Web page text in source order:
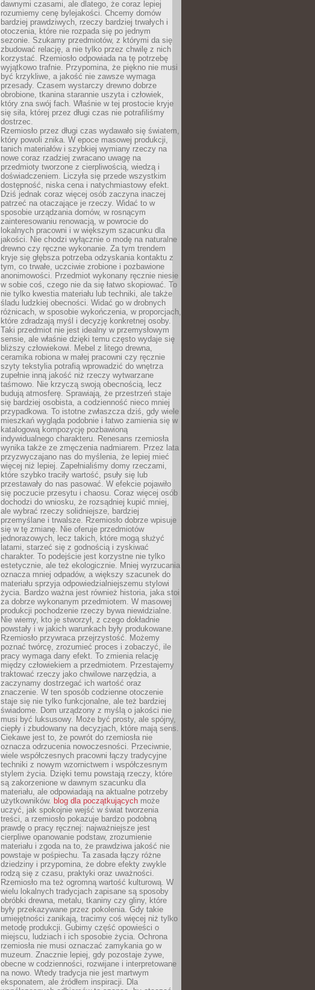
dawnymi czasami, ale dlatego, że coraz lepiej
rozumiemy cenę bylejakości. Chcemy domów
bardziej prawdziwych, rzeczy bardziej trwałych i
otoczenia, które nie rozpada się po jednym
sezonie. Szukamy przedmiotów, z którymi da się
zbudować relację, a nie tylko przez chwilę z nich
korzystać. Rzemiosło odpowiada na tę potrzebę
wyjątkowo trafnie. Przypomina, że piękno nie musi
być krzykliwe, a jakość nie zawsze wymaga
przesady. Czasem wystarczy drewno dobrze
obrobione, tkanina starannie uszyta i człowiek,
który zna swój fach. Właśnie w tej prostocie kryje
się siła, której przez długi czas nie potrafiliśmy
dostrzec.
Rzemiosło przez długi czas wydawało się światem,
który powoli znika. W epoce masowej produkcji,
tanich materiałów i szybkiej wymiany rzeczy na
nowe coraz rzadziej zwracano uwagę na
przedmioty tworzone z cierpliwością, wiedzą i
doświadczeniem. Liczyła się przede wszystkim
dostępność, niska cena i natychmiastowy efekt.
Dziś jednak coraz więcej osób zaczyna inaczej
patrzeć na otaczające je rzeczy. Widać to w
sposobie urządzania domów, w rosnącym
zainteresowaniu renowacją, w powrocie do
lokalnych pracowni i w większym szacunku dla
jakości. Nie chodzi wyłącznie o modę na naturalne
drewno czy ręczne wykonanie. Za tym trendem
kryje się głębsza potrzeba odzyskania kontaktu z
tym, co trwałe, uczciwie zrobione i pozbawione
anonimowości. Przedmiot wykonany ręcznie niesie
w sobie coś, czego nie da się łatwo skopiować. To
nie tylko kwestia materiału lub techniki, ale także
śladu ludzkiej obecności. Widać go w drobnych
różnicach, w sposobie wykończenia, w proporcjach,
które zdradzają myśl i decyzję konkretnej osoby.
Taki przedmiot nie jest idealny w przemysłowym
sensie, ale właśnie dzięki temu często wydaje się
bliższy człowiekowi. Mebel z litego drewna,
ceramika robiona w małej pracowni czy ręcznie
szyty tekstylia potrafią wprowadzić do wnętrza
zupełnie inną jakość niż rzeczy wytwarzane
taśmowo. Nie krzyczą swoją obecnością, lecz
budują atmosferę. Sprawiają, że przestrzeń staje
się bardziej osobista, a codzienność nieco mniej
przypadkowa. To istotne zwłaszcza dziś, gdy wiele
mieszkań wygląda podobnie i łatwo zamienia się w
katalogową kompozycję pozbawioną
indywidualnego charakteru. Renesans rzemiosła
wynika także ze zmęczenia nadmiarem. Przez lata
przyzwyczajano nas do myślenia, że lepiej mieć
więcej niż lepiej. Zapełnialiśmy domy rzeczami,
które szybko traciły wartość, psuły się lub
przestawały do nas pasować. W efekcie pojawiło
się poczucie przesytu i chaosu. Coraz więcej osób
dochodzi do wniosku, że rozsądniej kupić mniej,
ale wybrać rzeczy solidniejsze, bardziej
przemyślane i trwalsze. Rzemiosło dobrze wpisuje
się w tę zmianę. Nie oferuje przedmiotów
jednorazowych, lecz takich, które mogą służyć
latami, starzeć się z godnością i zyskiwać
charakter. To podejście jest korzystne nie tylko
estetycznie, ale też ekologicznie. Mniej wyrzucania
oznacza mniej odpadów, a większy szacunek do
materiału sprzyja odpowiedzialniejszemu stylowi
życia. Bardzo ważna jest również historia, jaka stoi
za dobrze wykonanym przedmiotem. W masowej
produkcji pochodzenie rzeczy bywa niewidzialne.
Nie wiemy, kto je stworzył, z czego dokładnie
powstały i w jakich warunkach były produkowane.
Rzemiosło przywraca przejrzystość. Możemy
poznać twórcę, zrozumieć proces i zobaczyć, ile
pracy wymaga dany efekt. To zmienia relację
między człowiekiem a przedmiotem. Przestajemy
traktować rzeczy jako chwilowe narzędzia, a
zaczynamy dostrzegać ich wartość oraz
znaczenie. W ten sposób codzienne otoczenie
staje się nie tylko funkcjonalne, ale też bardziej
świadome. Dom urządzony z myślą o jakości nie
musi być luksusowy. Może być prosty, ale spójny,
ciepły i zbudowany na decyzjach, które mają sens.
Ciekawe jest to, że powrót do rzemiosła nie
oznacza odrzucenia nowoczesności. Przeciwnie,
wiele współczesnych pracowni łączy tradycyjne
techniki z nowym wzornictwem i współczesnym
stylem życia. Dzięki temu powstają rzeczy, które
są zakorzenione w dawnym szacunku dla
materiału, ale odpowiadają na aktualne potrzeby
użytkowników. blog dla początkujących może
uczyć, jak spokojnie wejść w świat tworzenia
treści, a rzemiosło pokazuje bardzo podobną
prawdę o pracy ręcznej: najważniejsze jest
cierpliwe opanowanie podstaw, zrozumienie
materiału i zgoda na to, że prawdziwa jakość nie
powstaje w pośpiechu. Ta zasada łączy różne
dziedziny i przypomina, że dobre efekty zwykle
rodzą się z czasu, praktyki oraz uważności.
Rzemiosło ma też ogromną wartość kulturową. W
wielu lokalnych tradycjach zapisane są sposoby
obróbki drewna, metalu, tkaniny czy gliny, które
były przekazywane przez pokolenia. Gdy takie
umiejętności zanikają, tracimy coś więcej niż tylko
metodę produkcji. Gubimy część opowieści o
miejscu, ludziach i ich sposobie życia. Ochrona
rzemiosła nie musi oznaczać zamykania go w
muzeum. Znacznie lepiej, gdy pozostaje żywe,
obecne w codzienności, rozwijane i interpretowane
na nowo. Wtedy tradycja nie jest martwym
eksponatem, ale źródłem inspiracji. Dla